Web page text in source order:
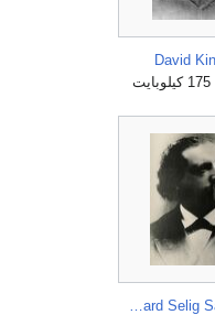
David
Edward Selig Salomon.jpg